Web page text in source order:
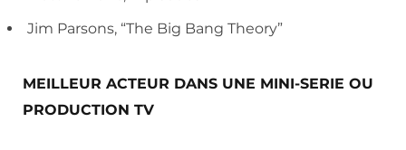
Jim Parsons, “The Big Bang Theory”
MEILLEUR ACTEUR DANS UNE MINI-SERIE OU
PRODUCTION TV